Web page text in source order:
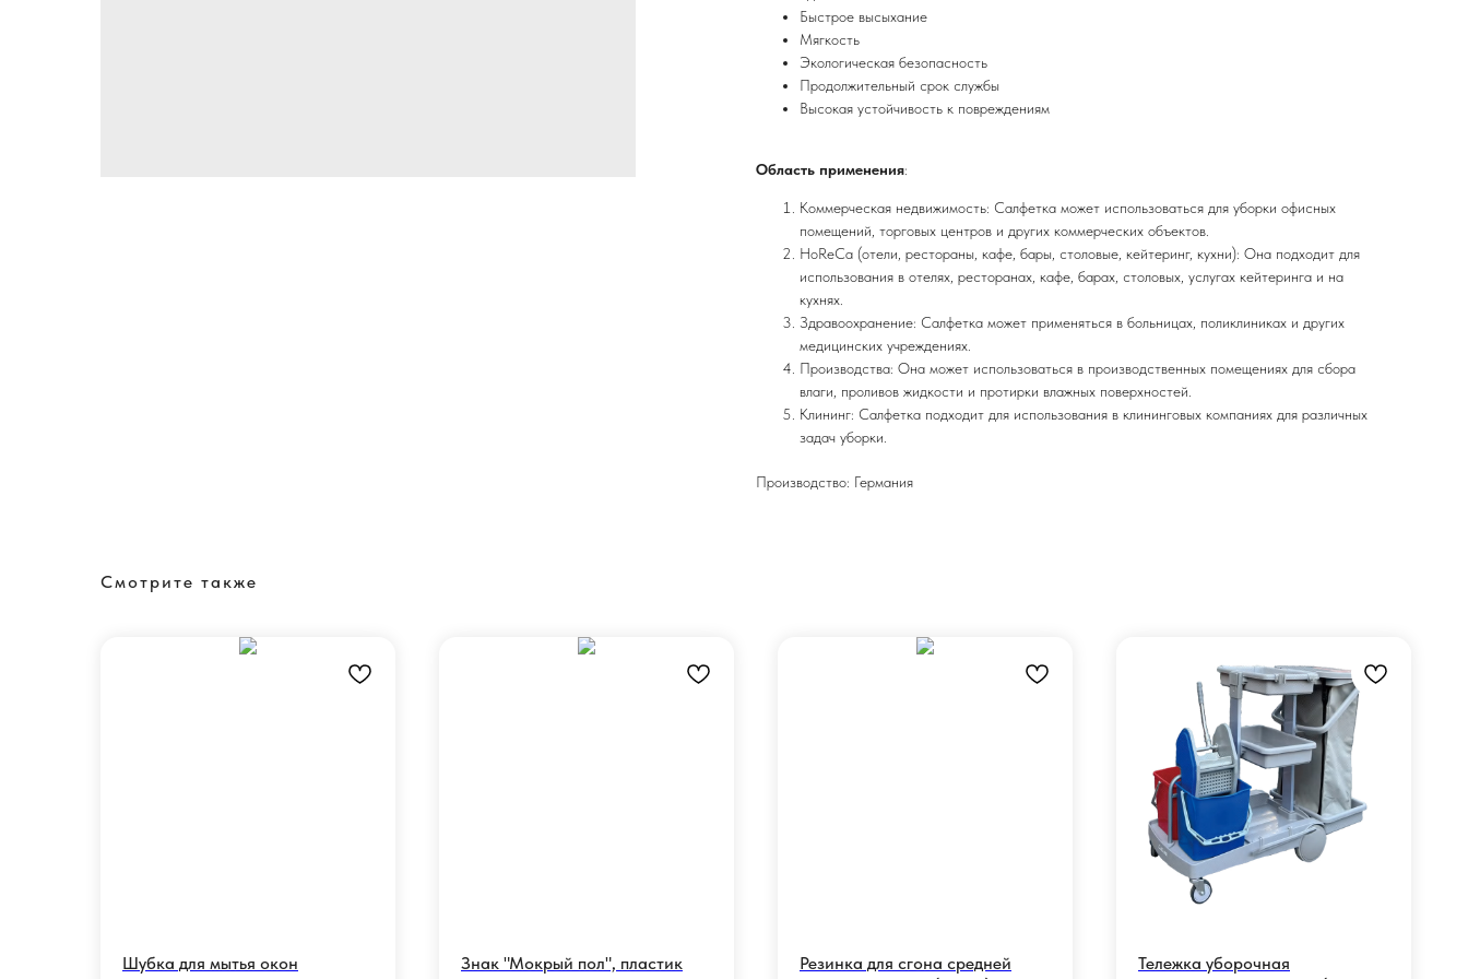
Быстрое высыхание
Мягкость
Экологическая безопасность
Продолжительный срок службы
Высокая устойчивость к повреждениям
Область применения:
Коммерческая недвижимость: Салфетка может использоваться для уборки офисных
помещений, торговых центров и других коммерческих объектов.
HoReCa (отели, рестораны, кафе, бары, столовые, кейтеринг, кухни): Она подходит для
использования в отелях, ресторанах, кафе, барах, столовых, услугах кейтеринга и на
кухнях.
Здравоохранение: Салфетка может применяться в больницах, поликлиниках и других
медицинских учреждениях.
Производства: Она может использоваться в производственных помещениях для сбора
влаги, проливов жидкости и протирки влажных поверхностей.
Клининг: Салфетка подходит для использования в клининговых компаниях для различных
задач уборки.
Производство: Германия
Смотрите также
Шубка для мытья окон
Знак "Мокрый пол", пластик
Резинка для сгона средней
Тележка уборочная